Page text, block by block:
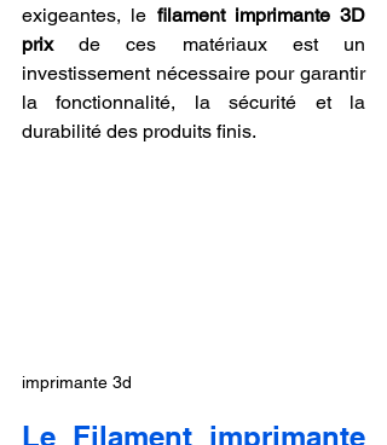
exigeantes, le filament imprimante 3D
prix de ces matériaux est un
investissement nécessaire pour garantir
la fonctionnalité, la sécurité et la
durabilité des produits finis.
imprimante 3d
Le Filament imprimante